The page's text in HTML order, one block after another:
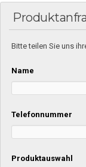
Bitte teilen Sie uns
Name
Telefonnummer
Produktauswahl